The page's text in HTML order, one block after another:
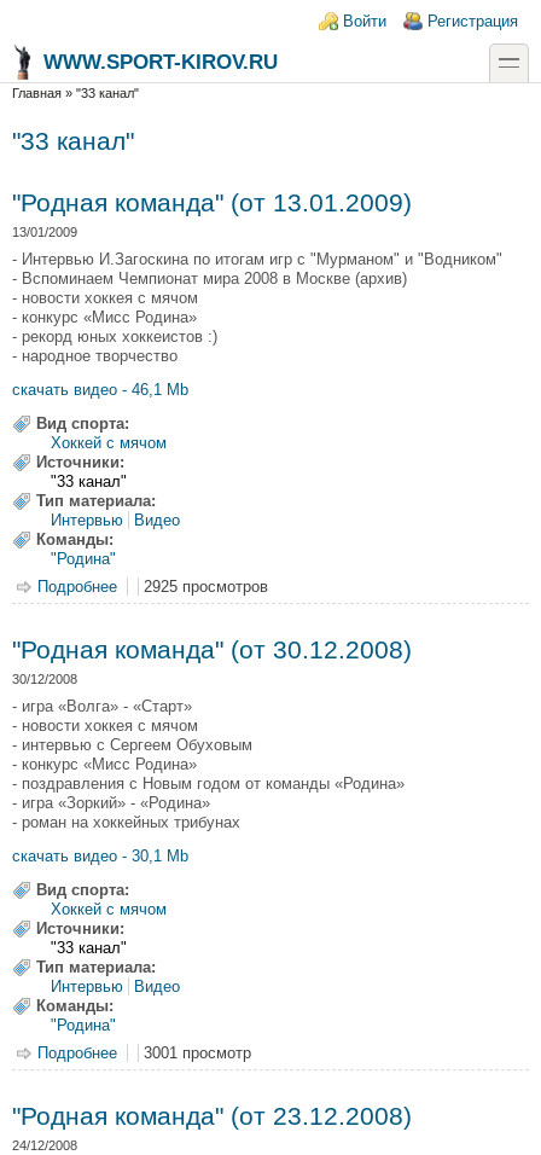
Login links
Войти Регистрация
WWW.SPORT-KIROV.RU
toggle
Вы здесь
Главная » "33 канал"
"33 канал"
"Родная команда" (от 13.01.2009)
13/01/2009
- Интервью И.Загоскина по итогам игр с "Мурманом" и "Водником"
- Вспоминаем Чемпионат мира 2008 в Москве (архив)
- новости хоккея с мячом
- конкурс «Мисс Родина»
- рекорд юных хоккеистов :)
- народное творчество
скачать видео - 46,1 Mb
Вид спорта:
Хоккей с мячом
Источники:
"33 канал"
Тип материала:
Интервью
Видео
Команды:
"Родина"
Подробнее о "Родная команда" (от 13.01.2009)
2925 просмотров
"Родная команда" (от 30.12.2008)
30/12/2008
- игра «Волга» - «Старт»
- новости хоккея с мячом
- интервью с Сергеем Обуховым
- конкурс «Мисс Родина»
- поздравления с Новым годом от команды «Родина»
- игра «Зоркий» - «Родина»
- роман на хоккейных трибунах
скачать видео - 30,1 Mb
Вид спорта:
Хоккей с мячом
Источники:
"33 канал"
Тип материала:
Интервью
Видео
Команды:
"Родина"
Подробнее о "Родная команда" (от 30.12.2008)
3001 просмотр
"Родная команда" (от 23.12.2008)
24/12/2008